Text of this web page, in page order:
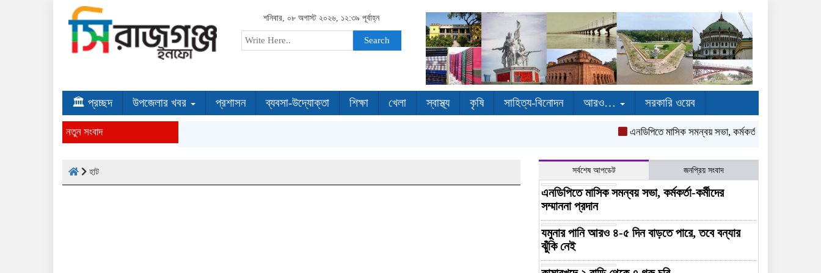
শনিবার, ০৮ অগাস্ট ২০২৬, ১২:৩৯ পূর্বাহ্ন
Search
🏛 প্রচ্ছদ উপজেলার খবর প্রশাসন ব্যবসা-উদ্যোক্তা শিক্ষা খেলা স্বাস্থ্য কৃষি সাহিত্য-বিনোদন আরও… সরকারি ওয়েব
নতুন সংবাদ এনডিপিতে মাসিক সমন্বয় সভা, কর্মকর্তা-কর্মীদের সম্মাননা
হাট সর্বশেষ আপডেট জনপ্রিয় সংবাদ
এনডিপিতে মাসিক সমন্বয় সভা, কর্মকর্তা-কর্মীদের
সম্মাননা প্রদান
যমুনার পানি আরও ৪-৫ দিন বাড়তে পারে, তবে বন্যার
ঝুঁকি নেই